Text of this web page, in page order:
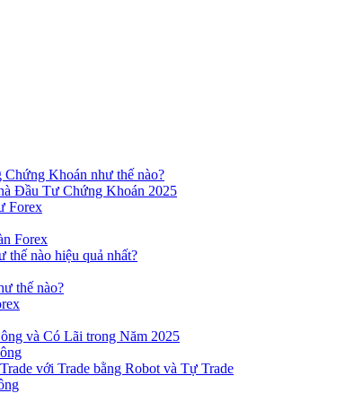
Khoán như thế nào?
Đầu Tư Chứng Khoán 2025
Forex
Forex
nào hiệu quả nhất?
thế nào?
và Có Lãi trong Năm 2025
với Trade bằng Robot và Tự Trade